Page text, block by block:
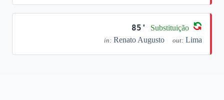
85' Substituição
in: Renato Augusto out: Lima